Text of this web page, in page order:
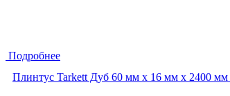
Подробнее
Плинтус Tarkett Дуб 60 мм х 16 мм х 2400 мм